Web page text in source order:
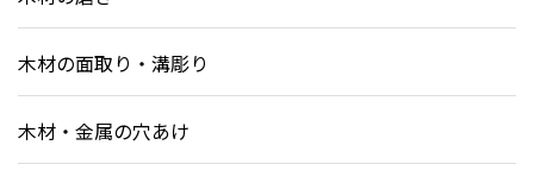
木材の面取り・溝彫り
木材・金属の穴あけ